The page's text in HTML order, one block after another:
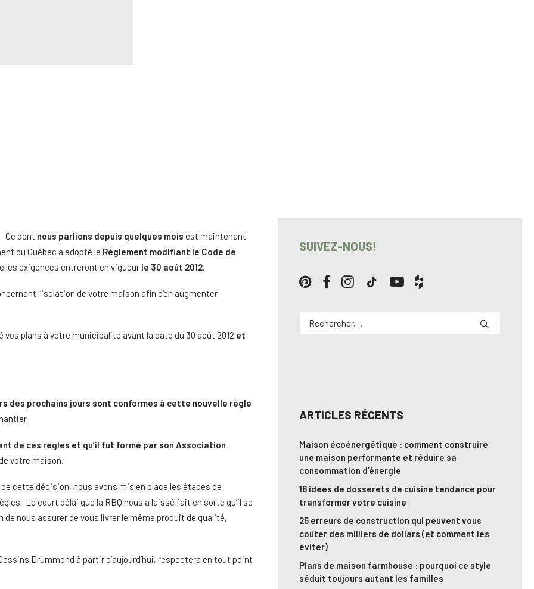
Ce dont nous parlions depuis quelques mois est maintenant
du Québec a adopté le Règlement modifiant le Code de
exigences entreront en vigueur le 30 août 2012.
l’isolation de votre maison afin d’en augmenter
plans à votre municipalité avant la date du 30 août 2012 et
des prochains jours sont conformes à cette nouvelle règle
de ces règles et qu’il fut formé par son Association
votre maison.
cette décision, nous avons mis en place les étapes de
Le court délai que la RBQ nous a laissé fait en sorte qu’il se
nous assurer de vous livrer le même produit de qualité,
Drummond à partir d’aujourd’hui, respectera en tout point
SUIVEZ-NOUS!
ARTICLES RÉCENTS
Maison écoénergétique : comment construire
une maison performante et réduire sa
consommation d’énergie
18 idées de dosserets de cuisine tendance pour
transformer votre cuisine
25 erreurs de construction qui peuvent vous
coûter des milliers de dollars (et comment les
éviter)
Plans de maison farmhouse : pourquoi ce style
séduit toujours autant les familles